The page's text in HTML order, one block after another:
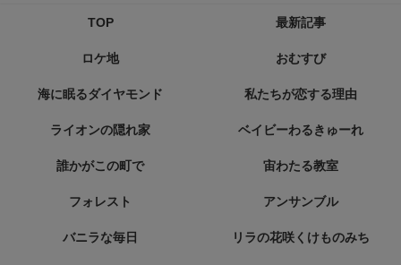
TOP 最新記事
ロケ地 おむすび
海に眠るダイヤモンド 私たちが恋する理由
ライオンの隠れ家 ベイビーわるきゅーれ
誰かがこの町で 宙わたる教室
フォレスト アンサンブル
バニラな毎日 リラの花咲くけものみち